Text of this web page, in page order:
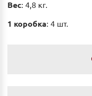
Вес: 4,8 кг.
1 коробка: 4 шт.